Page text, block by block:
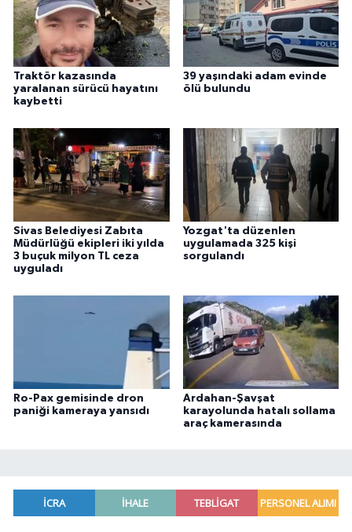
Traktör kazasında
yaralanan sürücü hayatını
kaybetti
39 yaşındaki adam evinde
ölü bulundu
Sivas Belediyesi Zabıta
Müdürlüğü ekipleri iki yılda
3 buçuk milyon TL ceza
uyguladı
Yozgat'ta düzenlen
uygulamada 325 kişi
sorgulandı
Ro-Pax gemisinde dron
paniği kameraya yansıdı
Ardahan-Şavşat
karayolunda hatalı sollama
araç kamerasında